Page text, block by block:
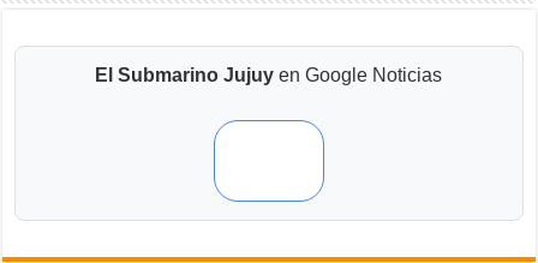
El Submarino Jujuy en Google Noticias